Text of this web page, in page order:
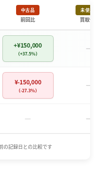
中古品
前回比
未使用
買取価
+¥150,000
（+37.5%） －
¥-150,000
（-27.3%） －
－ －
の記録日との比較です